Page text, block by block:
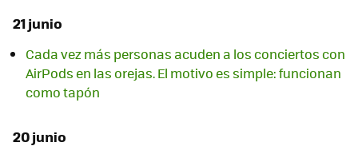
21 junio
Cada vez más personas acuden a los conciertos con
AirPods en las orejas. El motivo es simple: funcionan
como tapón
20 junio